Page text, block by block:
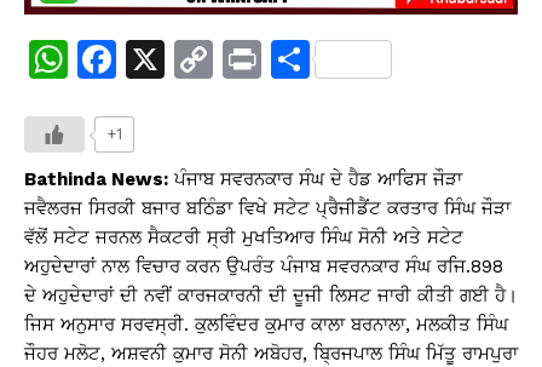
W
at
s
A
p
p
F
c
e
b
o
o
k
X
C
y
Li
n
k
Pr S
e
+1
Bathinda News: ਪੰਜਾਬ ਸਵਰਨਕਾਰ ਸੰਘ ਦੇ ਹੈਡ ਆਫਿਸ ਜੌੜਾ
ਜਵੈਲਰਜ ਸਿਰਕੀ ਬਜਾਰ ਬਠਿੰਡਾ ਵਿਖੇ ਸਟੇਟ ਪ੍ਰੈਜੀਡੈਂਟ ਕਰਤਾਰ ਸਿੰਘ ਜੌੜਾ
ਵੱਲੋਂ ਸਟੇਟ ਜਰਨਲ ਸੈਕਟਰੀ ਸ੍ਰੀ ਮੁਖਤਿਆਰ ਸਿੰਘ ਸੋਨੀ ਅਤੇ ਸਟੇਟ
ਅਹੁਦੇਦਾਰਾਂ ਨਾਲ ਵਿਚਾਰ ਕਰਨ ਉਪਰੰਤ ਪੰਜਾਬ ਸਵਰਨਕਾਰ ਸੰਘ ਰਜਿ.898
ਦੇ ਅਹੁਦੇਦਾਰਾਂ ਦੀ ਨਵੀਂ ਕਾਰਜਕਾਰਨੀ ਦੀ ਦੂਜੀ ਲਿਸਟ ਜਾਰੀ ਕੀਤੀ ਗਈ ਹੈ।
ਜਿਸ ਅਨੁਸਾਰ ਸਰਵਸ੍ਰੀ. ਕੁਲਵਿੰਦਰ ਕੁਮਾਰ ਕਾਲਾ ਬਰਨਾਲਾ, ਮਲਕੀਤ ਸਿੰਘ
ਜੌਹਰ ਮਲੋਟ, ਅਸ਼ਵਨੀ ਕੁਮਾਰ ਸੋਨੀ ਅਬੋਹਰ, ਬ੍ਰਿਜਪਾਲ ਸਿੰਘ ਮਿੱਤੂ ਰਾਮਪੁਰਾ